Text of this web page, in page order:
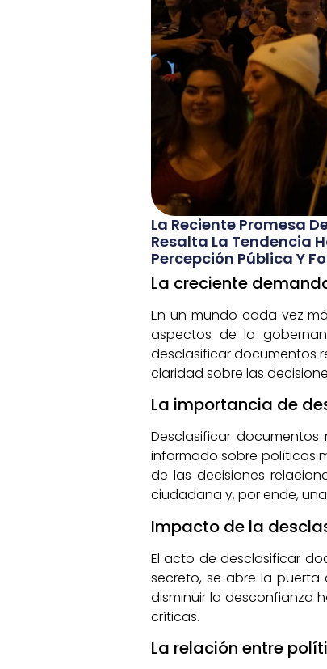
La Reciente Promesa
Resalta La Tendencia
Percepción Pública Y
La creciente
En un mundo cada vez
aspectos de la
desclasificar documentos
claridad sobre las
La importancia de
Desclasificar
informado sobre políticas
de las decisiones
ciudadana y, por ende,
Impacto de la
El acto de desclasificar
secreto, se abre la
disminuir la desconfianza
críticas.
La relación entre